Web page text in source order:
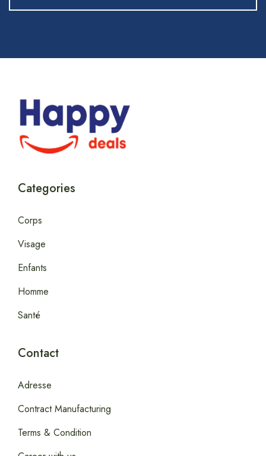
Categories
Corps
Visage
Enfants
Homme
Santé
Contact
Adresse
Contract Manufacturing
Terms & Condition